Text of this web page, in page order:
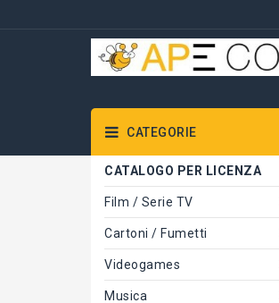
CATEGORIE
CATALOGO PER LICENZA
Film / Serie TV
Cartoni / Fumetti
Videogames
Musica